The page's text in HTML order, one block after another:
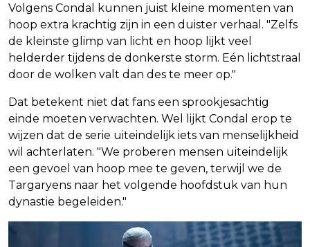
Volgens Condal kunnen juist kleine momenten van
hoop extra krachtig zijn in een duister verhaal. "Zelfs
de kleinste glimp van licht en hoop lijkt veel
helderder tijdens de donkerste storm. Eén lichtstraal
door de wolken valt dan des te meer op."
Dat betekent niet dat fans een sprookjesachtig
einde moeten verwachten. Wel lijkt Condal erop te
wijzen dat de serie uiteindelijk iets van menselijkheid
wil achterlaten. "We proberen mensen uiteindelijk
een gevoel van hoop mee te geven, terwijl we de
Targaryens naar het volgende hoofdstuk van hun
dynastie begeleiden."